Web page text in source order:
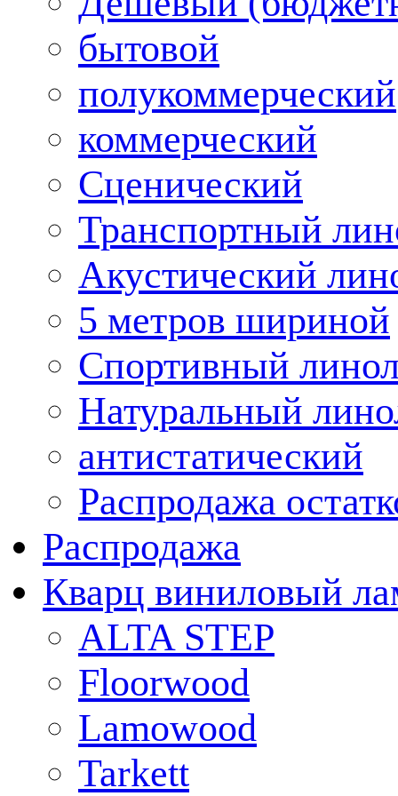
бытовой
полукоммерческий
коммерческий
Сценический
Транспортный
Акустический
5 метров шириной
Спортивный
Натуральный
антистатический
Распродажа
Распродажа
Кварц виниловый
ALTA STEP
Floorwood
Lamowood
Tarkett